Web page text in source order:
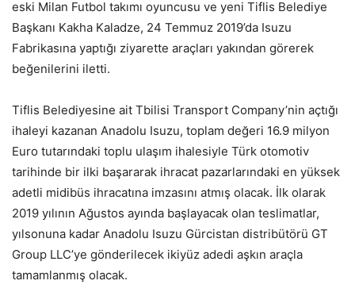
eski Milan Futbol takımı oyuncusu ve yeni Tiflis Belediye
Başkanı Kakha Kaladze, 24 Temmuz 2019’da Isuzu
Fabrikasına yaptığı ziyarette araçları yakından görerek
beğenilerini iletti.
Tiflis Belediyesine ait Tbilisi Transport Company’nin açtığı
ihaleyi kazanan Anadolu Isuzu, toplam değeri 16.9 milyon
Euro tutarındaki toplu ulaşım ihalesiyle Türk otomotiv
tarihinde bir ilki başararak ihracat pazarlarındaki en yüksek
adetli midibüs ihracatına imzasını atmış olacak. İlk olarak
2019 yılının Ağustos ayında başlayacak olan teslimatlar,
yılsonuna kadar Anadolu Isuzu Gürcistan distribütörü GT
Group LLC’ye gönderilecek ikiyüz adedi aşkın araçla
tamamlanmış olacak.